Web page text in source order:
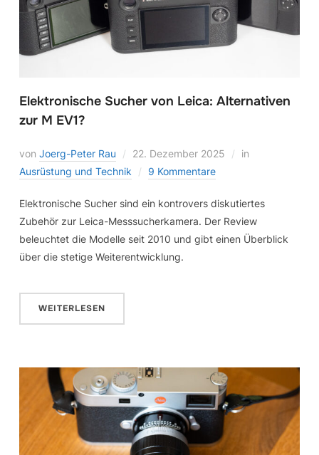
Elektronische Sucher von Leica: Alternativen
zur M EV1?
von Joerg-Peter Rau 22. Dezember 2025
in
Ausrüstung und Technik
9 Kommentare
Elektronische Sucher sind ein kontrovers diskutiertes
Zubehör zur Leica-Messsucherkamera. Der Review
beleuchtet die Modelle seit 2010 und gibt einen Überblick
über die stetige Weiterentwicklung.
WEITERLESEN